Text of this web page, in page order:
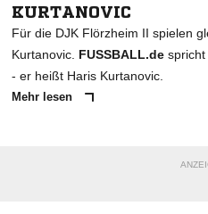
KURTANOVIC
Für die DJK Flörzheim II spielen
Kurtanovic. FUSSBALL.de
- er heißt Haris Kurtanovic.
Mehr lesen